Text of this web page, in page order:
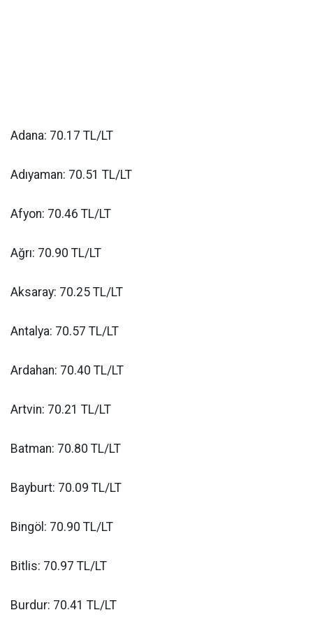
Adana: 70.17 TL/LT
Adıyaman: 70.51 TL/LT
Afyon: 70.46 TL/LT
Ağrı: 70.90 TL/LT
Aksaray: 70.25 TL/LT
Antalya: 70.57 TL/LT
Ardahan: 70.40 TL/LT
Artvin: 70.21 TL/LT
Batman: 70.80 TL/LT
Bayburt: 70.09 TL/LT
Bingöl: 70.90 TL/LT
Bitlis: 70.97 TL/LT
Burdur: 70.41 TL/LT